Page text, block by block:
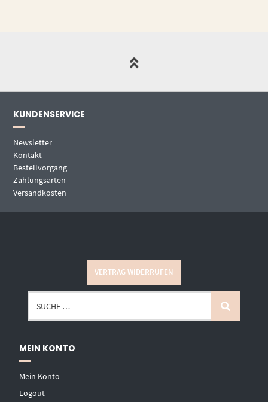
KUNDENSERVICE
Newsletter
Kontakt
Bestellvorgang
Zahlungsarten
Versandkosten
VERTRAG WIDERRUFEN
MEIN KONTO
Mein Konto
Logout